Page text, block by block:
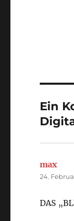
Ein
max
24.
DAS